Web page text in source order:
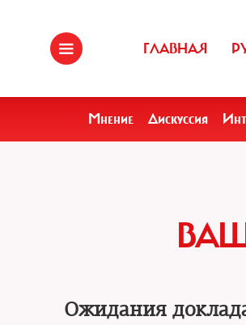
ГЛАВНАЯ
Мнение Дискуссия
Ожидания